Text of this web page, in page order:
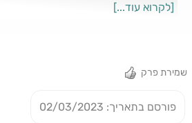
דיגיטלים שלא פוסקים . זהו ללא ספק ,
[לקרוא עוד...]
שמירת פרק
פורסם בתאריך: 02/03/2023